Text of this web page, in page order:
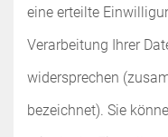
eine erteilte
Verarbeitung Ihrer
widersprechen
bezeichnet). Sie